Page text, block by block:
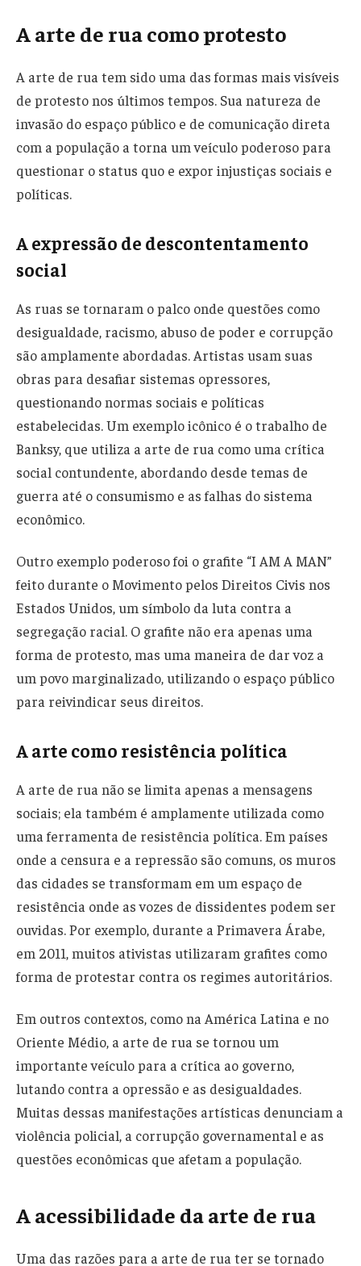
A arte de rua como protesto
A arte de rua tem sido uma das formas mais visíveis
de protesto nos últimos tempos. Sua natureza de
invasão do espaço público e de comunicação direta
com a população a torna um veículo poderoso para
questionar o status quo e expor injustiças sociais e
políticas.
A expressão de descontentamento
social
As ruas se tornaram o palco onde questões como
desigualdade, racismo, abuso de poder e corrupção
são amplamente abordadas. Artistas usam suas
obras para desafiar sistemas opressores,
questionando normas sociais e políticas
estabelecidas. Um exemplo icônico é o trabalho de
Banksy, que utiliza a arte de rua como uma crítica
social contundente, abordando desde temas de
guerra até o consumismo e as falhas do sistema
econômico.
Outro exemplo poderoso foi o grafite “I AM A MAN”
feito durante o Movimento pelos Direitos Civis nos
Estados Unidos, um símbolo da luta contra a
segregação racial. O grafite não era apenas uma
forma de protesto, mas uma maneira de dar voz a
um povo marginalizado, utilizando o espaço público
para reivindicar seus direitos.
A arte como resistência política
A arte de rua não se limita apenas a mensagens
sociais; ela também é amplamente utilizada como
uma ferramenta de resistência política. Em países
onde a censura e a repressão são comuns, os muros
das cidades se transformam em um espaço de
resistência onde as vozes de dissidentes podem ser
ouvidas. Por exemplo, durante a Primavera Árabe,
em 2011, muitos ativistas utilizaram grafites como
forma de protestar contra os regimes autoritários.
Em outros contextos, como na América Latina e no
Oriente Médio, a arte de rua se tornou um
importante veículo para a crítica ao governo,
lutando contra a opressão e as desigualdades.
Muitas dessas manifestações artísticas denunciam a
violência policial, a corrupção governamental e as
questões econômicas que afetam a população.
A acessibilidade da arte de rua
Uma das razões para a arte de rua ter se tornado